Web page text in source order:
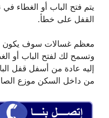
يتم فتح الباب أو الغطاء في
القفل على خطأ.
معظم غسالات سوف يكون
وتسمح لك لفتح الباب أو
إليه عادة من أسفل قفل
من داخل السكن موزع